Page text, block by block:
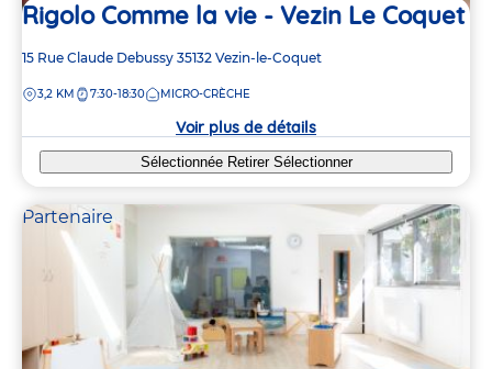
Rigolo Comme la vie - Vezin Le Coquet
Adresse
la
15 Rue Claude Debussy 35132 Vezin-le-Coquet
DISTANCE
3,2 KM 7:30-18:30 MICRO-CRÈCHE
Voir plus de détails
Sélectionnée Retirer Sélectionner
Partenaire